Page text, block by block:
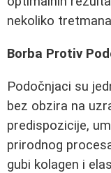
nekoliko
Borba Protiv
Podočnjaci su
bez obzira na
predispozicije,
prirodnog
gubi kolagen i